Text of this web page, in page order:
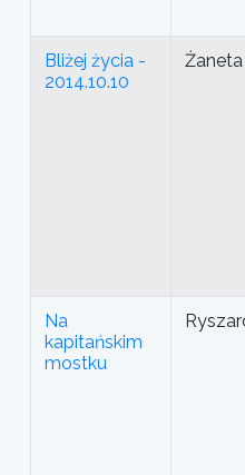
Bliżej życia -
2014.10.10
Na
kapitańskim
mostku